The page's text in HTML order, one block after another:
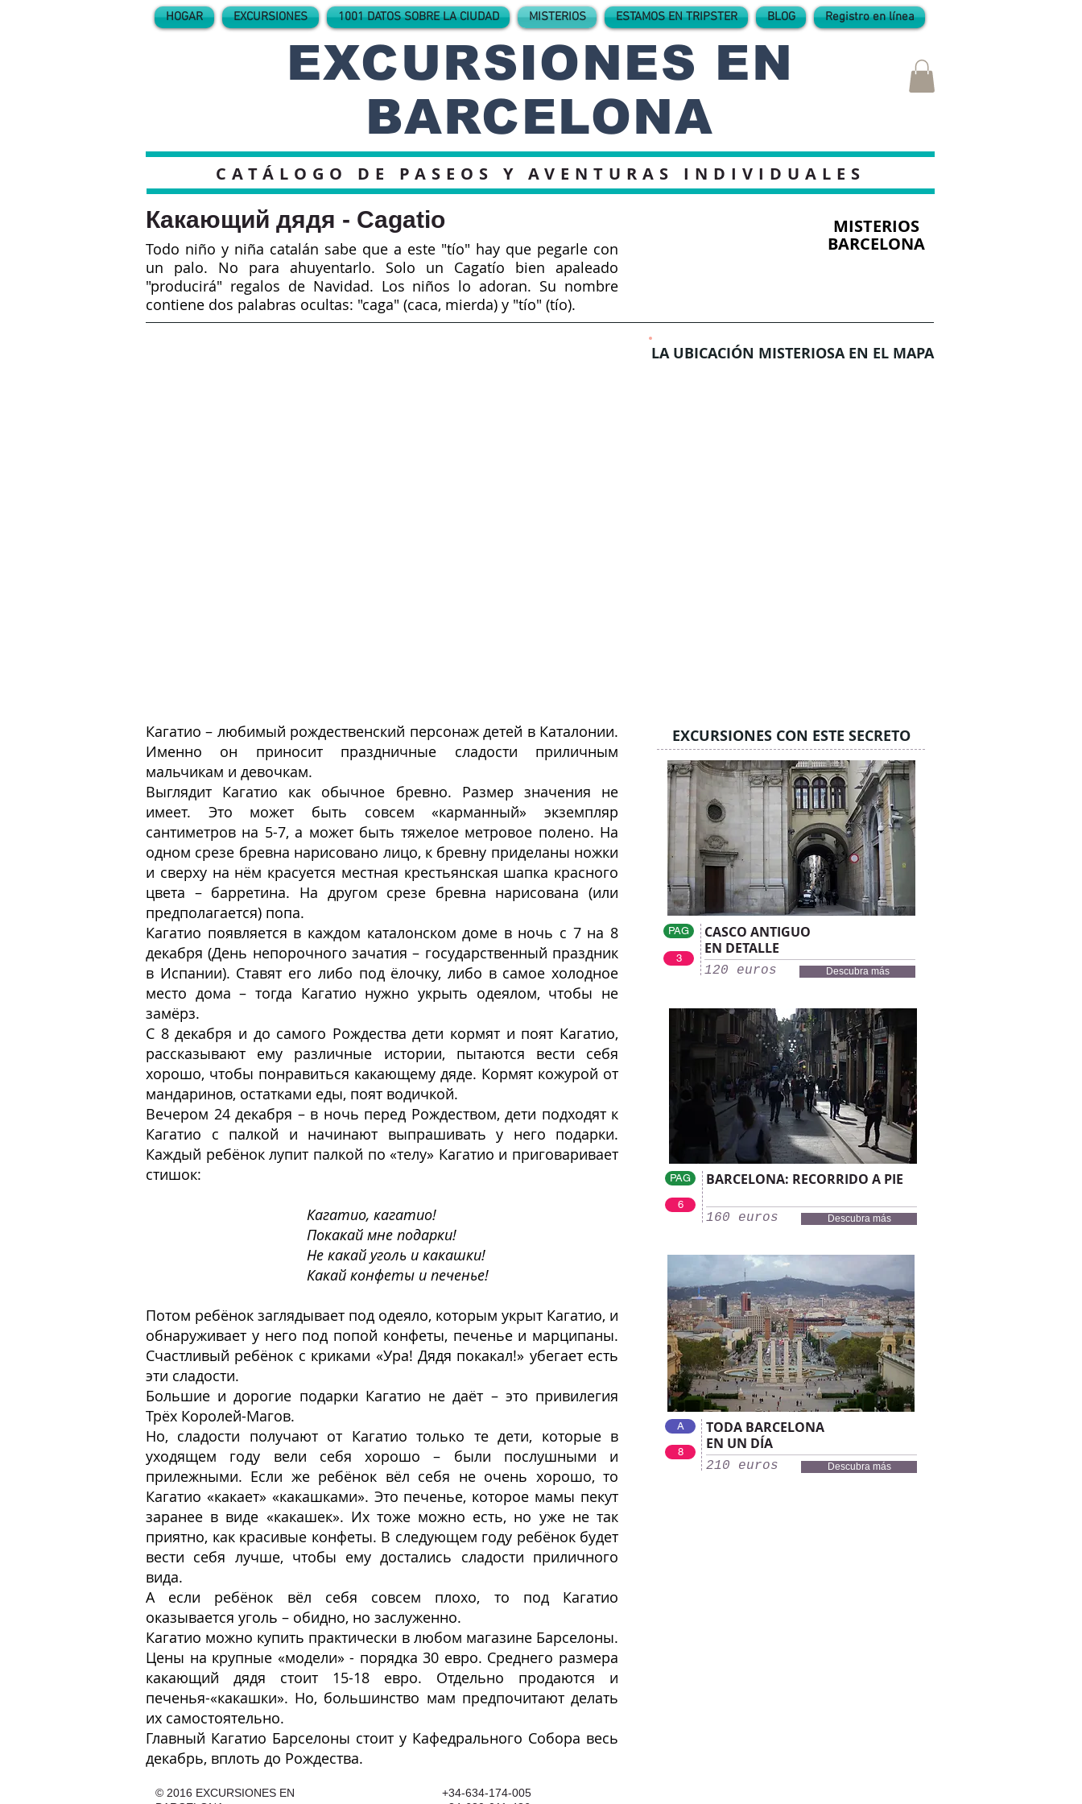
HOGAR EXCURSIONES 1001 DATOS SOBRE LA CIUDAD MISTERIOS ESTAMOS EN TRIPSTER BLOG Registro en línea
EXCURSIONES EN
BARCELONA
CATÁLOGO DE PASEOS Y AVENTURAS INDIVIDUALES
Какающий дядя - Cagatio
Todo niño y niña catalán sabe que a este "tío" hay que pegarle con
un palo. No para ahuyentarlo. Solo un Cagatío bien apaleado
"producirá" regalos de Navidad. Los niños lo adoran. Su nombre
contiene dos palabras ocultas: "caga" (caca, mierda) y "tío" (tío).
MISTERIOS
BARCELONA
Кагатио – любимый рождественский персонаж детей в Каталонии.
Именно он приносит праздничные сладости приличным
мальчикам и девочкам.
Выглядит Кагатио как обычное бревно. Размер значения не
имеет. Это может быть совсем «карманный» экземпляр
сантиметров на 5-7, а может быть тяжелое метровое полено. На
одном срезе бревна нарисовано лицо, к бревну приделаны ножки
и сверху на нём красуется местная крестьянская шапка красного
цвета – барретина. На другом срезе бревна нарисована (или
предполагается) попа.
Кагатио появляется в каждом каталонском доме в ночь с 7 на 8
декабря (День непорочного зачатия – государственный праздник
в Испании). Ставят его либо под ёлочку, либо в самое холодное
место дома – тогда Кагатио нужно укрыть одеялом, чтобы не
замёрз.
С 8 декабря и до самого Рождества дети кормят и поят Кагатио,
рассказывают ему различные истории, пытаются вести себя
хорошо, чтобы понравиться какающему дяде. Кормят кожурой от
мандаринов, остатками еды, поят водичкой.
Вечером 24 декабря – в ночь перед Рождеством, дети подходят к
Кагатио с палкой и начинают выпрашивать у него подарки.
Каждый ребёнок лупит палкой по «телу» Кагатио и приговаривает
стишок:
Кагатио, кагатио!
Покакай мне подарки!
Не какай уголь и какашки!
Какай конфеты и печенье!
Потом ребёнок заглядывает под одеяло, которым укрыт Кагатио, и
обнаруживает у него под попой конфеты, печенье и марципаны.
Счастливый ребёнок с криками «Ура! Дядя покакал!» убегает есть
эти сладости.
Большие и дорогие подарки Кагатио не даёт – это привилегия
Трёх Королей-Магов.
Но, сладости получают от Кагатио только те дети, которые в
уходящем году вели себя хорошо – были послушными и
прилежными. Если же ребёнок вёл себя не очень хорошо, то
Кагатио «какает» «какашками». Это печенье, которое мамы пекут
заранее в виде «какашек». Их тоже можно есть, но уже не так
приятно, как красивые конфеты. В следующем году ребёнок будет
вести себя лучше, чтобы ему достались сладости приличного
вида.
А если ребёнок вёл себя совсем плохо, то под Кагатио
оказывается уголь – обидно, но заслуженно.
Кагатио можно купить практически в любом магазине Барселоны.
Цены на крупные «модели» - порядка 30 евро. Среднего размера
какающий дядя стоит 15-18 евро. Отдельно продаются и
печенья-«какашки». Но, большинство мам предпочитают делать
их самостоятельно.
Главный Кагатио Барселоны стоит у Кафедрального Собора весь
декабрь, вплоть до Рождества.
LA UBICACIÓN MISTERIOSA EN EL MAPA
EXCURSIONES CON ESTE SECRETO
PAG
3
CASCO ANTIGUO
EN DETALLE
Descubra más
120 euros
6
PAG BARCELONA: RECORRIDO A PIE
160 euros Descubra más
8
A
TODA BARCELONA
EN UN DÍA
210 euros Descubra más
© 2016 EXCURSIONES EN
+34-634-174-005